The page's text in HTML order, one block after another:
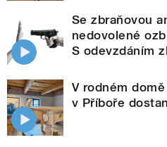
Se zbraňovou
nedovolené
S odevzdáním
V rodném
v Příboře